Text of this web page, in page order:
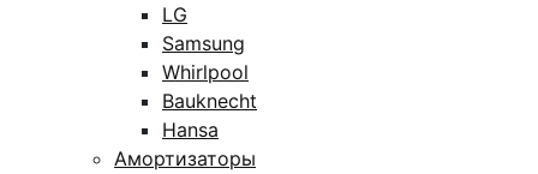
LG
Samsung
Whirlpool
Bauknecht
Hansa
Амортизаторы